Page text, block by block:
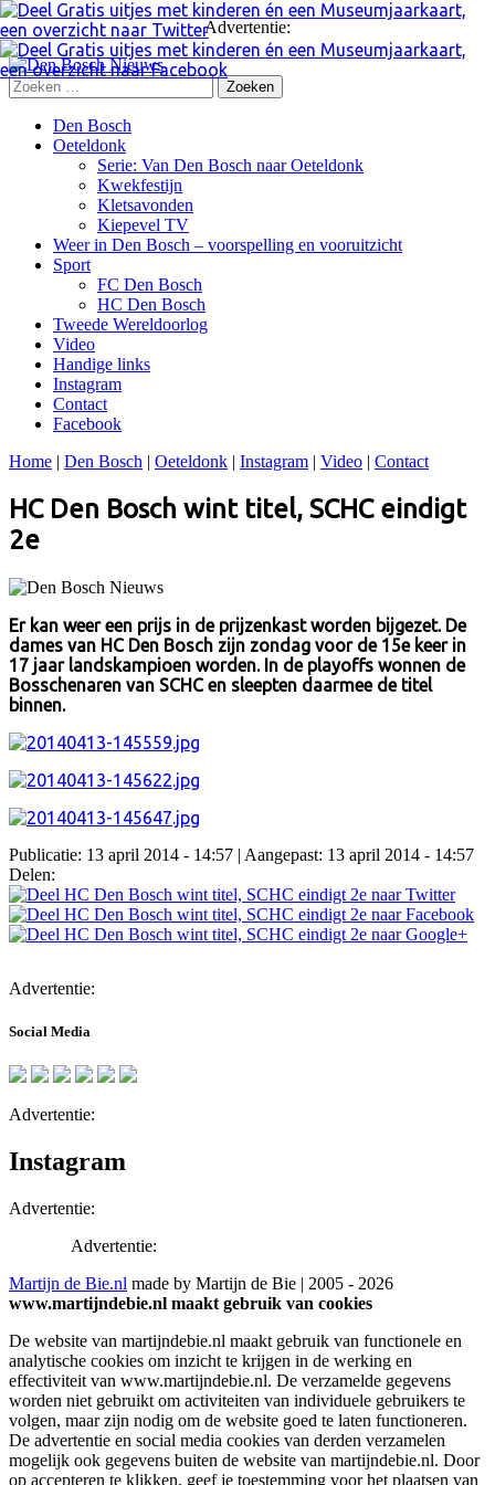
Advertentie:
Zoeken
naar:
Skip
Den Bosch
Oeteldonk
Serie: Van Den Bosch naar Oeteldonk
Kwekfestijn
Kletsavonden
Kiepevel TV
Weer in Den Bosch – voorspelling en vooruitzicht
Sport
FC Den Bosch
HC Den Bosch
Tweede Wereldoorlog
Video
Handige links
Instagram
Contact
Facebook
Home | Den Bosch | Oeteldonk | Instagram | Video | Contact
HC Den Bosch wint titel, SCHC eindigt
2e
Er kan weer een prijs in de prijzenkast worden bijgezet. De
dames van HC Den Bosch zijn zondag voor de 15e keer in
17 jaar landskampioen worden. In de playoffs wonnen de
Bosschenaren van SCHC en sleepten daarmee de titel
binnen.
Publicatie: 13 april 2014 - 14:57 | Aangepast: 13 april 2014 - 14:57
Delen:
Advertentie:
Social Media
Advertentie:
Instagram
Advertentie:
Advertentie:
Martijn de Bie.nl made by Martijn de Bie | 2005 - 2026
www.martijndebie.nl maakt gebruik van cookies
De website van martijndebie.nl maakt gebruik van functionele en
analytische cookies om inzicht te krijgen in de werking en
effectiviteit van www.martijndebie.nl. De verzamelde gegevens
worden niet gebruikt om activiteiten van individuele gebruikers te
volgen, maar zijn nodig om de website goed te laten functioneren.
De advertentie en social media cookies van derden verzamelen
mogelijk ook gegevens buiten de website van martijndebie.nl. Door
op accepteren te klikken, geef je toestemming voor het plaatsen van